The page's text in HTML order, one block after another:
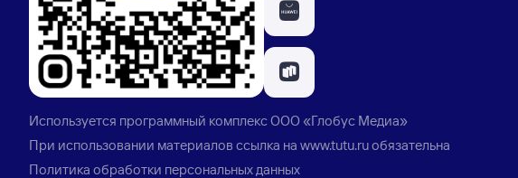
Используется программный комплексООО «Глобус Медиа»
При использовании материалов ссылка на www.tutu.ruобязательна
Политика обработки персональных данных